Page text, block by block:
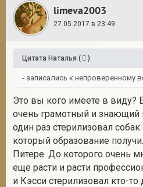
limeva2003
27.05.2017 в 23:49
Цитата Наталья ( )
- записались к непроверенному
Это вы кого имеете в виду?
очень грамотный и знающий
один раз стерилизовал
который образование
Питере. До которого очень
еще расти и расти
и Кэсси стерилизовал кто-то